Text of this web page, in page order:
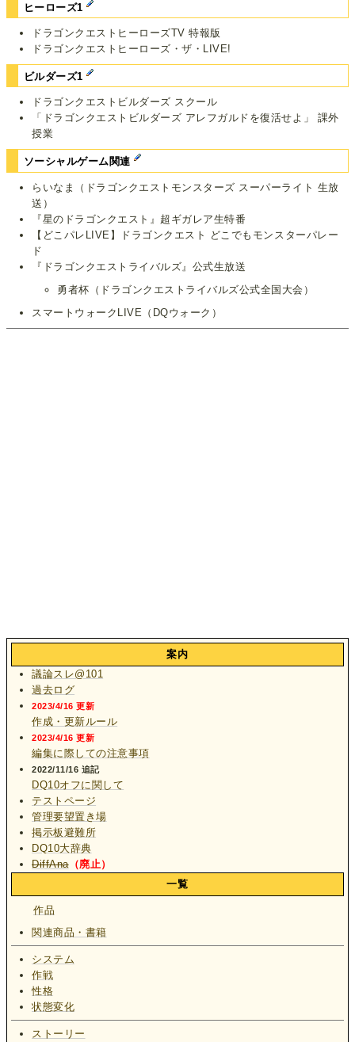
ヒーローズ1
ドラゴンクエストヒーローズTV 特報版
ドラゴンクエストヒーローズ・ザ・LIVE!
ビルダーズ1
ドラゴンクエストビルダーズ スクール
「ドラゴンクエストビルダーズ アレフガルドを復活せよ」 課外
授業
ソーシャルゲーム関連
らいなま（ドラゴンクエストモンスターズ スーパーライト 生放
送）
『星のドラゴンクエスト』超ギガレア生特番
【どこパレLIVE】ドラゴンクエスト どこでもモンスターパレー
ド
『ドラゴンクエストライバルズ』公式生放送
勇者杯（ドラゴンクエストライバルズ公式全国大会）
スマートウォークLIVE（DQウォーク）
案内
議論スレ@101
過去ログ
2023/4/16 更新
作成・更新ルール
2023/4/16 更新
編集に際しての注意事項
2022/11/16 追記
DQ10オフに関して
テストページ
管理要望置き場
掲示板避難所
DQ10大辞典
DiffAna（廃止）
一覧
作品
関連商品・書籍
システム
作戦
性格
状態変化
ストーリー